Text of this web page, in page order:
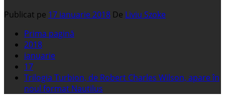
Publicat pe 17 ianuarie 2018 De Liviu Szoke
Prima pagină
2018
ianuarie
17
Trilogia Turbion, de Robert Charles Wilson, apare în
noul format Nautilus